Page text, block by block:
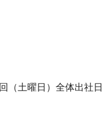
土曜日）全体出社